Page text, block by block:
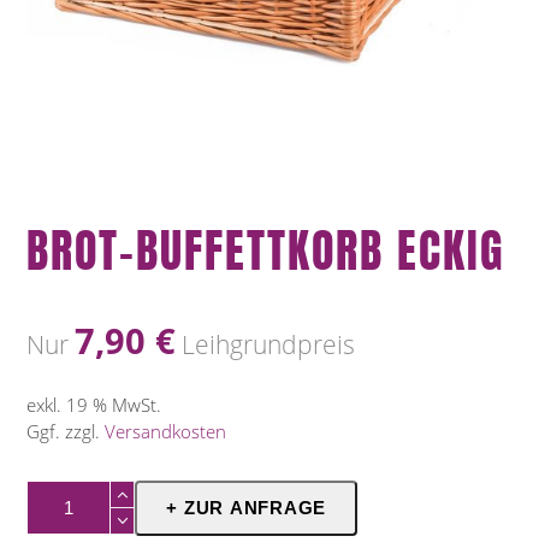
BROT-BUFFETTKORB ECKIG
Nur7,90 € Leihgrundpreis
exkl. 19 % MwSt.
Ggf. zzgl.Versandkosten
Buffettkorb
+ ZUR ANFRAGE